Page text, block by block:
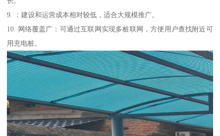
9. ：建设和运营成本相对较低，适合大规模推广。
10. 网络覆盖广：可通过互联网实现多桩联网，方便用户查找附近可
用充电桩。